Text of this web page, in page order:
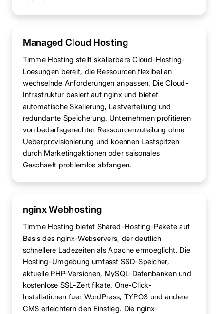
Managed Cloud Hosting
Timme Hosting stellt skalierbare Cloud-Hosting-
Loesungen bereit, die Ressourcen flexibel an
wechselnde Anforderungen anpassen. Die Cloud-
Infrastruktur basiert auf nginx und bietet
automatische Skalierung, Lastverteilung und
redundante Speicherung. Unternehmen profitieren
von bedarfsgerechter Ressourcenzuteilung ohne
Ueberprovisionierung und koennen Lastspitzen
durch Marketingaktionen oder saisonales
Geschaeft problemlos abfangen.
nginx Webhosting
Timme Hosting bietet Shared-Hosting-Pakete auf
Basis des nginx-Webservers, der deutlich
schnellere Ladezeiten als Apache ermoeglicht. Die
Hosting-Umgebung umfasst SSD-Speicher,
aktuelle PHP-Versionen, MySQL-Datenbanken und
kostenlose SSL-Zertifikate. One-Click-
Installationen fuer WordPress, TYPO3 und andere
CMS erleichtern den Einstieg. Die nginx-